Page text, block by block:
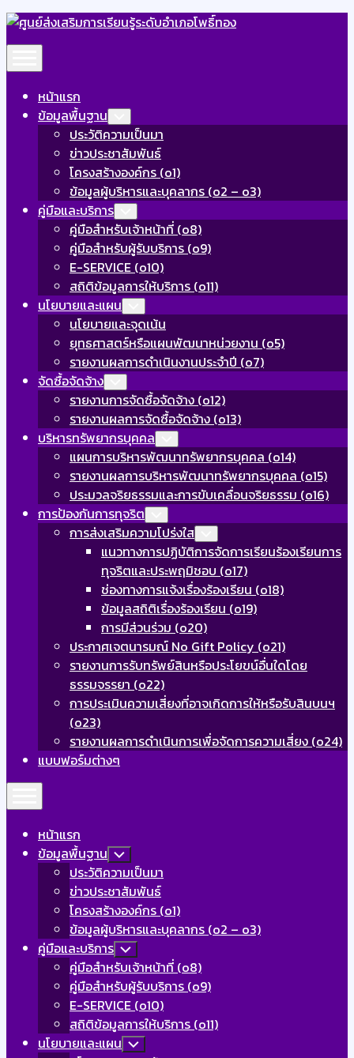
Skip
to
หน้าแรก
ข้อมูลพื้นฐาน
Child
Menu
ประวัติความเป็นมา
ข่าวประชาสัมพันธ์
โครงสร้างองค์กร (o1)
ข้อมูลผู้บริหารและบุคลากร (o2 – o3)
คู่มือและบริการ
Child
Menu
คู่มือสำหรับเจ้าหน้าที่ (o8)
คู่มือสำหรับผู้รับบริการ (o9)
E-SERVICE (o10)
สถิติข้อมูลการให้บริการ (o11)
นโยบายและแผน
Child
Menu
นโยบายและจุดเน้น
ยุทธศาสตร์หรือแผนพัฒนาหน่วยงาน (o5)
รายงานผลการดำเนินงานประจำปี (o7)
จัดซื้อจัดจ้าง
Child
Menu
รายงานการจัดซื้อจัดจ้าง (o12)
รายงานผลการจัดซื้อจัดจ้าง (o13)
บริหารทรัพยากรบุคคล
Child
Menu
แผนการบริหารพัฒนาทรัพยากรบุคคล (o14)
รายงานผลการบริหารพัฒนาทรัพยากรบุคคล (o15)
ประมวลจริยธรรมและการขับเคลื่อนจริยธรรม (o16)
Current
Page
การป้องกันการทุจริต
Child
Menu
การส่งเสริมความโปร่งใส
Child
Menu
แนวทางการปฏิบัติการจัดการเรียนร้องเรียนการ
ทุจริตและประพฤมิชอบ (o17)
ช่องทางการแจ้งเรื่องร้องเรียน (o18)
ข้อมูลสถิติเรื่องร้องเรียน (o19)
การมีส่วนร่วม (o20)
ประกาศเจตนารมณ์ No Gift Policy (o21)
รายงานการรับทรัพย์สินหรือประโยขน์อื่นใดโดย
ธรรมจรรยา (o22)
Current
Page:
การประเมินความเสี่ยงที่อาจเกิดการให้หรือรับสินบนฯ
(o23)
รายงานผลการดำเนินการเพื่อจัดการความเสี่ยง (o24)
แบบฟอร์มต่างๆ
หน้าแรก
ข้อมูลพื้นฐาน Toggle
Child
Menu
ประวัติความเป็นมา
ข่าวประชาสัมพันธ์
โครงสร้างองค์กร (o1)
ข้อมูลผู้บริหารและบุคลากร (o2 – o3)
คู่มือและบริการ Toggle
Child
Menu
คู่มือสำหรับเจ้าหน้าที่ (o8)
คู่มือสำหรับผู้รับบริการ (o9)
E-SERVICE (o10)
สถิติข้อมูลการให้บริการ (o11)
นโยบายและแผน Toggle
Child